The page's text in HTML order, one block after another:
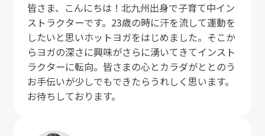
皆さま、こんにちは！北九州出身で子育て中イン
ストラクターです。23歳の時に汗を流して運動を
したいと思いホットヨガをはじめました。そこか
らヨガの深さに興味がさらに湧いてきてインスト
ラクターに転向。皆さまの心とカラダがととのう
お手伝いが少しでもできたらうれしく思います。
お待ちしております。